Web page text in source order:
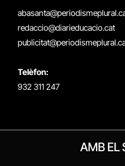
redaccio@diarieducacio.cat
Telèfon:
932 311 247
AMB EL